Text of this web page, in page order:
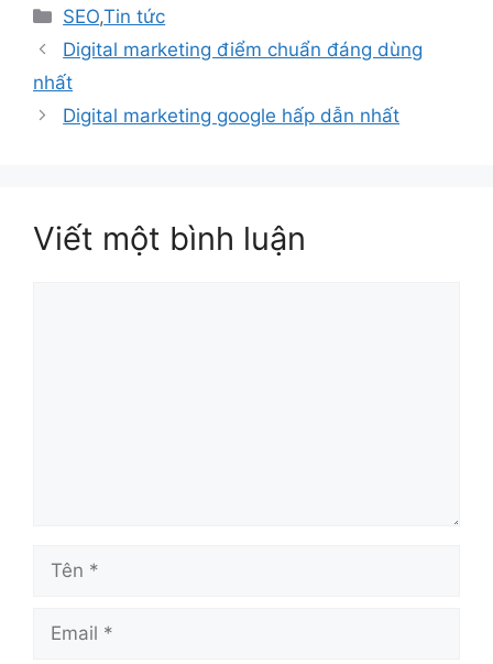
Danh
mục
SEO,Tin tức
Digital marketing điểm chuẩn đáng dùng
nhất
Digital marketing google hấp dẫn nhất
Viết một bình luận
Tên
Email